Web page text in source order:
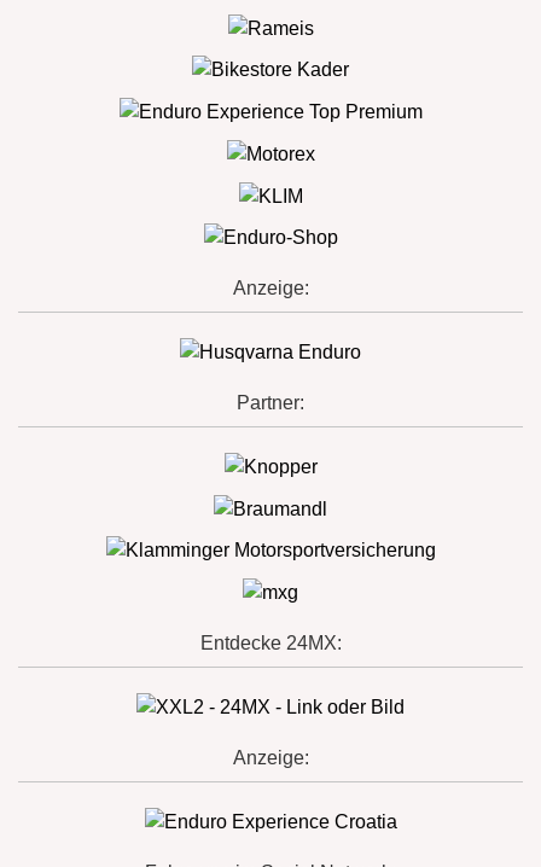
Anzeige:
Partner:
Entdecke 24MX:
Anzeige: